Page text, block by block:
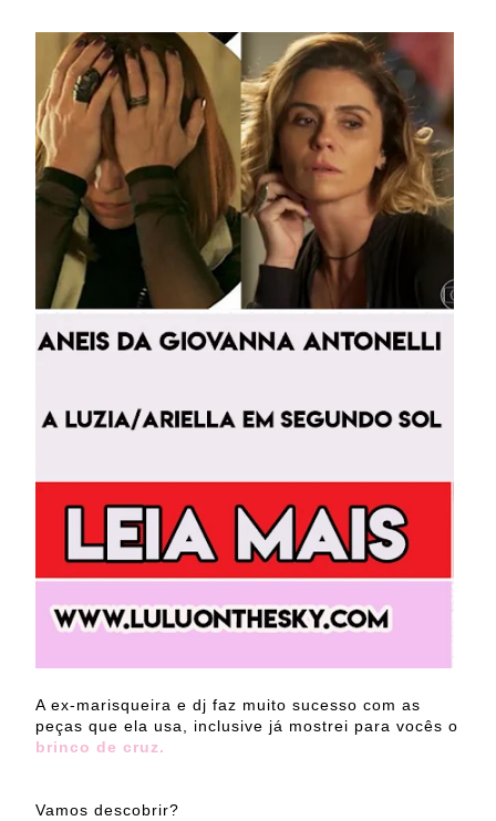
A ex-marisqueira e dj faz muito sucesso com as
peças que ela usa, inclusive já mostrei para vocês o
brinco de cruz.
Vamos descobrir?